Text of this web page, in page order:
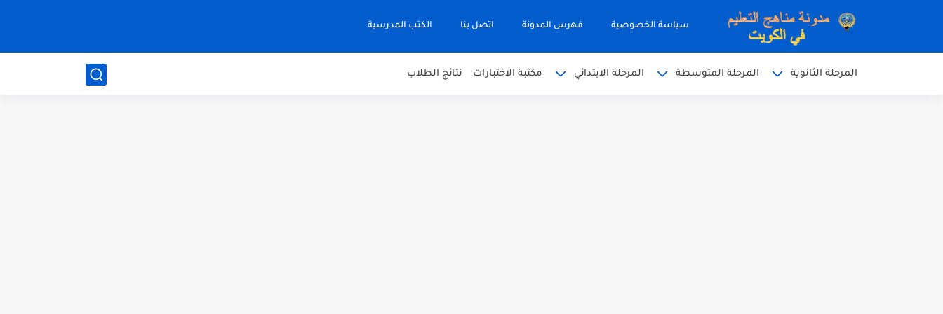
سياسة الخصوصية فهرس المدونة اتصل بنا الكتب المدرسية
المرحلة الثانوية المرحلة المتوسطة المرحلة الابتدائي مكتبة الاختبارات نتائج الطلاب